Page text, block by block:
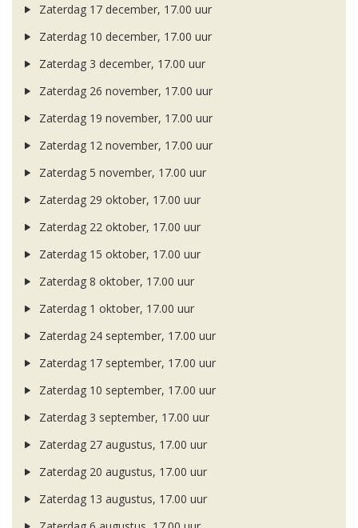
Zaterdag 17 december, 17.00 uur
Zaterdag 10 december, 17.00 uur
Zaterdag 3 december, 17.00 uur
Zaterdag 26 november, 17.00 uur
Zaterdag 19 november, 17.00 uur
Zaterdag 12 november, 17.00 uur
Zaterdag 5 november, 17.00 uur
Zaterdag 29 oktober, 17.00 uur
Zaterdag 22 oktober, 17.00 uur
Zaterdag 15 oktober, 17.00 uur
Zaterdag 8 oktober, 17.00 uur
Zaterdag 1 oktober, 17.00 uur
Zaterdag 24 september, 17.00 uur
Zaterdag 17 september, 17.00 uur
Zaterdag 10 september, 17.00 uur
Zaterdag 3 september, 17.00 uur
Zaterdag 27 augustus, 17.00 uur
Zaterdag 20 augustus, 17.00 uur
Zaterdag 13 augustus, 17.00 uur